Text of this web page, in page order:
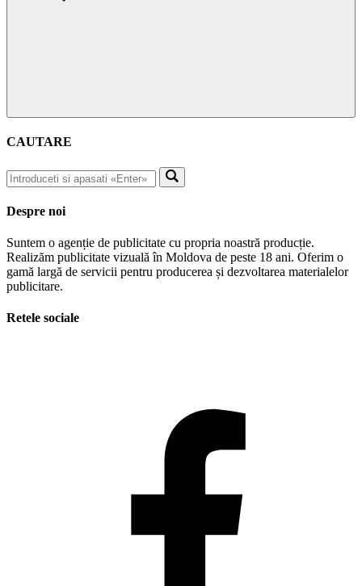
CAUTARE
Despre noi
Suntem o agenție de publicitate cu propria noastră producție.
Realizăm publicitate vizuală în Moldova de peste 18 ani. Oferim o
gamă largă de servicii pentru producerea și dezvoltarea materialelor
publicitare.
Retele sociale